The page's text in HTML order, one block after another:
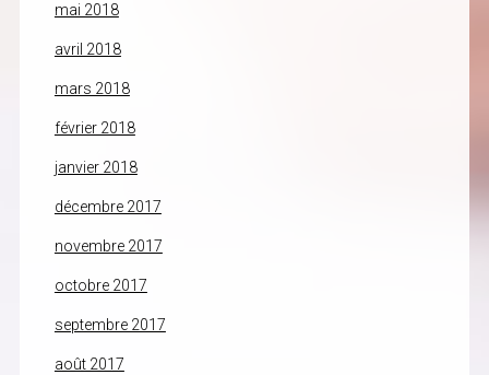
mai 2018
avril 2018
mars 2018
février 2018
janvier 2018
décembre 2017
novembre 2017
octobre 2017
septembre 2017
août 2017